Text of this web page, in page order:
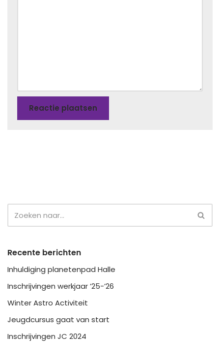
Recente berichten
Inhuldiging planetenpad Halle
Inschrijvingen werkjaar ’25-’26
Winter Astro Activiteit
Jeugdcursus gaat van start
Inschrijvingen JC 2024